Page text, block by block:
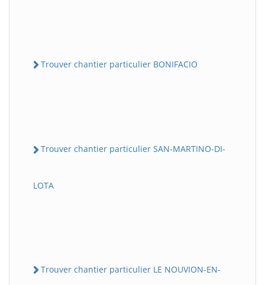
Trouver chantier particulier BONIFACIO
Trouver chantier particulier SAN-MARTINO-DI-
LOTA
Trouver chantier particulier LE NOUVION-EN-